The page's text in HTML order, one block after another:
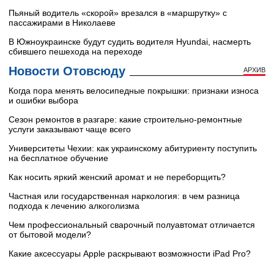
Пьяный водитель «скорой» врезался в «маршрутку» с
пассажирами в Николаеве
В Южноукраинске будут судить водителя Hyundai, насмерть
сбившего пешехода на переходе
Новости Отовсюду АРХИВ
Когда пора менять велосипедные покрышки: признаки износа
и ошибки выбора
Сезон ремонтов в разгаре: какие строительно-ремонтные
услуги заказывают чаще всего
Университеты Чехии: как украинскому абитуриенту поступить
на бесплатное обучение
Как носить яркий женский аромат и не переборщить?
Частная или государственная наркология: в чем разница
подхода к лечению алкоголизма
Чем профессиональный сварочный полуавтомат отличается
от бытовой модели?
Какие аксессуары Apple раскрывают возможности iPad Pro?